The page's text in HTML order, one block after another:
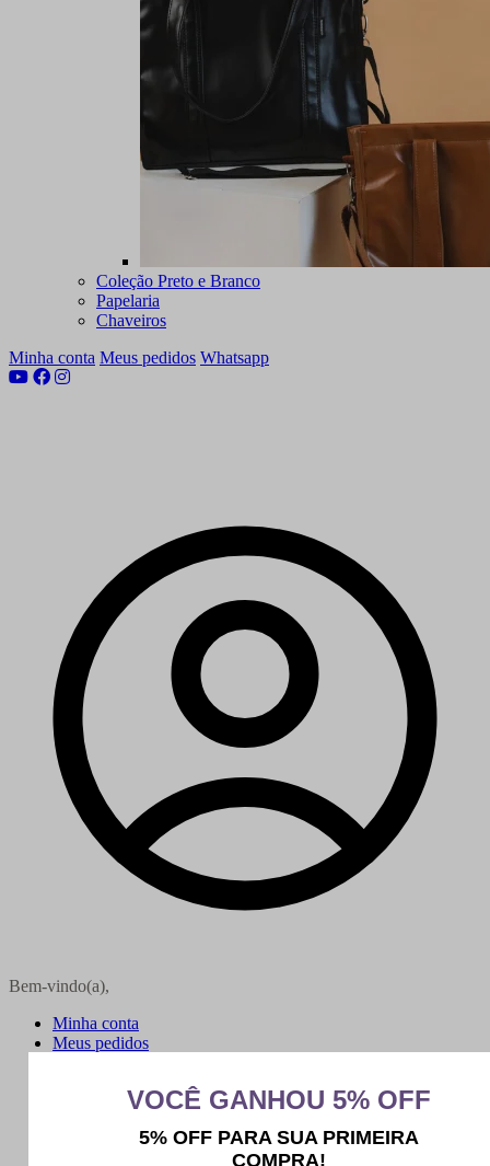
Coleção Preto e Branco
Papelaria
Chaveiros
Minha conta Meus pedidos Whatsapp
Bem-vindo(a),
Minha conta
Meus pedidos